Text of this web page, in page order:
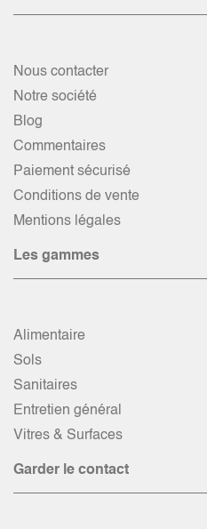
Nous contacter
Notre société
Blog
Commentaires
Paiement sécurisé
Conditions de vente
Mentions légales
Les gammes
Alimentaire
Sols
Sanitaires
Entretien général
Vitres & Surfaces
Garder le contact